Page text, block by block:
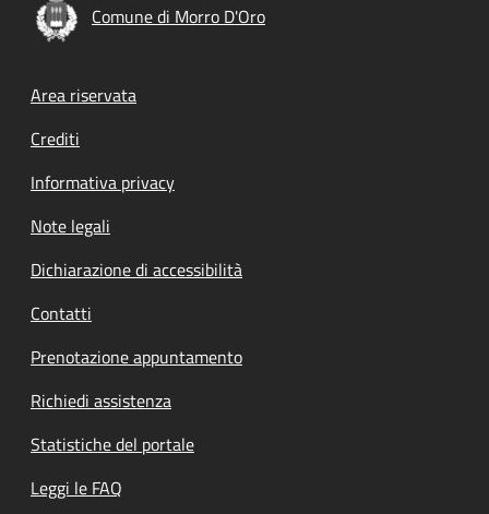
Comune di Morro D'Oro
Footer menu
Area riservata
Crediti
Informativa privacy
Note legali
Dichiarazione di accessibilità
Contatti
Prenotazione appuntamento
Richiedi assistenza
Statistiche del portale
Leggi le FAQ